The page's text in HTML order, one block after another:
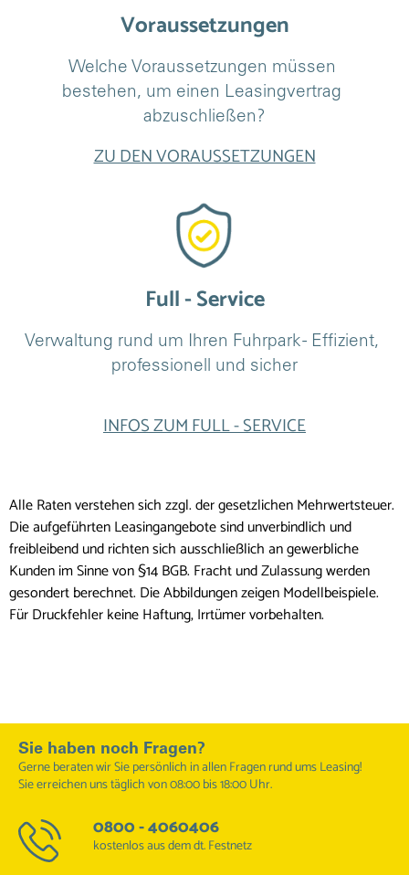
Voraussetzungen
Welche Voraussetzungen müssen
bestehen, um einen Leasingvertrag
abzuschließen?
ZU DEN VORAUSSETZUNGEN
Full - Service
Verwaltung rund um Ihren Fuhrpark - Effizient,
professionell und sicher
INFOS ZUM FULL - SERVICE
Alle Raten verstehen sich zzgl. der gesetzlichen Mehrwertsteuer.
Die aufgeführten Leasingangebote sind unverbindlich und
freibleibend und richten sich ausschließlich an gewerbliche
Kunden im Sinne von §14 BGB. Fracht und Zulassung werden
gesondert berechnet. Die Abbildungen zeigen Modellbeispiele.
Für Druckfehler keine Haftung, Irrtümer vorbehalten.
Sie haben noch Fragen?
Gerne beraten wir Sie persönlich in allen Fragen rund ums Leasing!
Sie erreichen uns täglich von 08:00 bis 18:00 Uhr.
0800 - 4060406
kostenlos aus dem dt. Festnetz